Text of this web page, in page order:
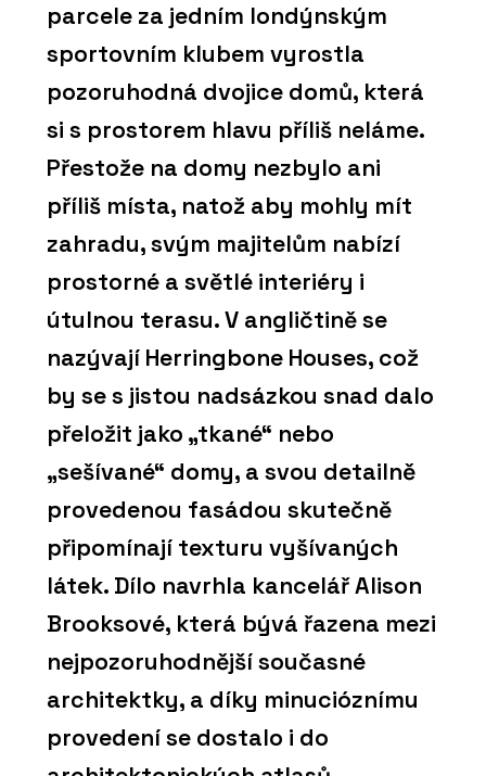
parcele za jedním londýnským
sportovním klubem vyrostla
pozoruhodná dvojice domů, která
si s prostorem hlavu příliš neláme.
Přestože na domy nezbylo ani
příliš místa, natož aby mohly mít
zahradu, svým majitelům nabízí
prostorné a světlé interiéry i
útulnou terasu. V angličtině se
nazývají Herringbone Houses, což
by se s jistou nadsázkou snad dalo
přeložit jako „tkané“ nebo
„sešívané“ domy, a svou detailně
provedenou fasádou skutečně
připomínají texturu vyšívaných
látek. Dílo navrhla kancelář Alison
Brooksové, která bývá řazena mezi
nejpozoruhodnější současné
architektky, a díky minucióznímu
provedení se dostalo i do